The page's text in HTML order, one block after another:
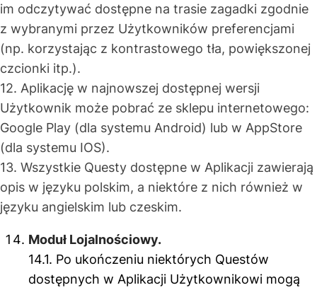
im odczytywać dostępne na trasie zagadki zgodnie
z wybranymi przez Użytkowników preferencjami
(np. korzystając z kontrastowego tła, powiększonej
czcionki itp.).
12. Aplikację w najnowszej dostępnej wersji
Użytkownik może pobrać ze sklepu internetowego:
Google Play (dla systemu Android) lub w AppStore
(dla systemu IOS).
13. Wszystkie Questy dostępne w Aplikacji zawierają
opis w języku polskim, a niektóre z nich również w
języku angielskim lub czeskim.
Moduł Lojalnościowy.
14.1. Po ukończeniu niektórych Questów
dostępnych w Aplikacji Użytkownikowi mogą